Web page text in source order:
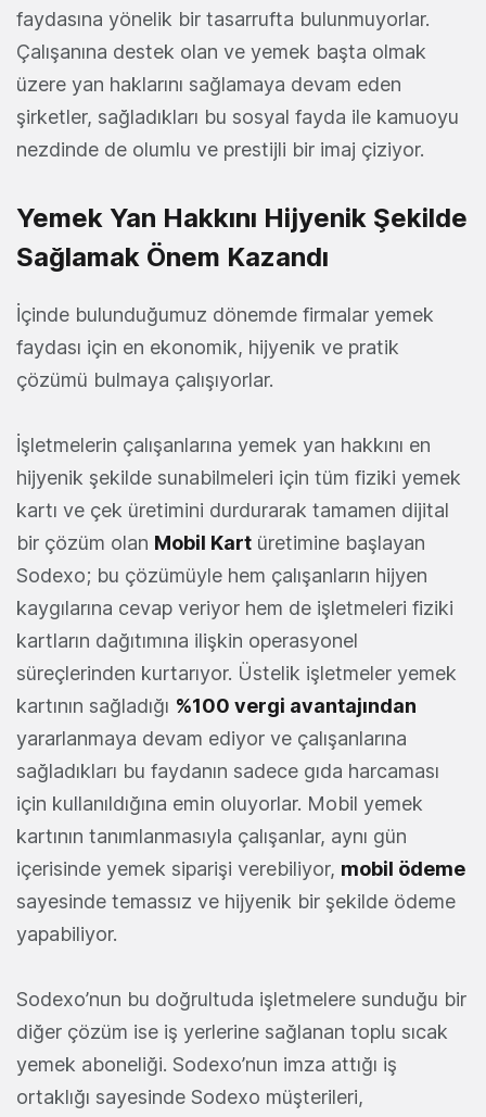
faydasına yönelik bir tasarrufta bulunmuyorlar.
Çalışanına destek olan ve yemek başta olmak
üzere yan haklarını sağlamaya devam eden
şirketler, sağladıkları bu sosyal fayda ile kamuoyu
nezdinde de olumlu ve prestijli bir imaj çiziyor.
Yemek Yan Hakkını Hijyenik Şekilde
Sağlamak Önem Kazandı
İçinde bulunduğumuz dönemde firmalar yemek
faydası için en ekonomik, hijyenik ve pratik
çözümü bulmaya çalışıyorlar.
İşletmelerin çalışanlarına yemek yan hakkını en
hijyenik şekilde sunabilmeleri için tüm fiziki yemek
kartı ve çek üretimini durdurarak tamamen dijital
bir çözüm olan Mobil Kart üretimine başlayan
Sodexo; bu çözümüyle hem çalışanların hijyen
kaygılarına cevap veriyor hem de işletmeleri fiziki
kartların dağıtımına ilişkin operasyonel
süreçlerinden kurtarıyor. Üstelik işletmeler yemek
kartının sağladığı %100 vergi avantajından
yararlanmaya devam ediyor ve çalışanlarına
sağladıkları bu faydanın sadece gıda harcaması
için kullanıldığına emin oluyorlar. Mobil yemek
kartının tanımlanmasıyla çalışanlar, aynı gün
içerisinde yemek siparişi verebiliyor, mobil ödeme
sayesinde temassız ve hijyenik bir şekilde ödeme
yapabiliyor.
Sodexo’nun bu doğrultuda işletmelere sunduğu bir
diğer çözüm ise iş yerlerine sağlanan toplu sıcak
yemek aboneliği. Sodexo’nun imza attığı iş
ortaklığı sayesinde Sodexo müşterileri,